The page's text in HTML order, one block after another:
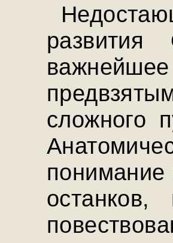
развития
сложного
понимание